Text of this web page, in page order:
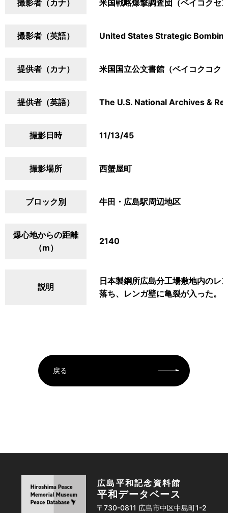
撮影者（カナ） 米国戦略爆撃調査団（ベイコクセ
撮影者（英語） United States Strategic
提供者（カナ） 米国国立公文書館（ベイコクコク
提供者（英語） The U.S. National Archives &
撮影日時 11/13/45
撮影場所 西蟹屋町
ブロック別 牛田・広島駅周辺地区
爆心地からの距離
（m）
2140
説明
日本製鋼所広島分工場敷地内のレ
落ち、レンガ壁に亀裂が入った。
戻る
広島平和記念資料館
平和データベース
〒730-0811 広島市中区中島町1-2